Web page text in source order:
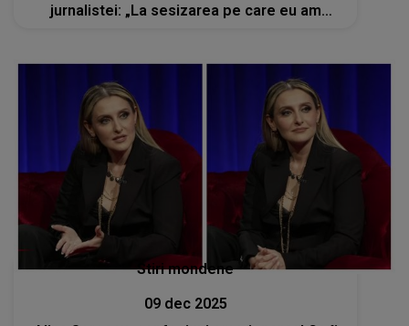
jurnalistei: „La sesizarea pe care eu am
Stiri mondene
09 dec 2025